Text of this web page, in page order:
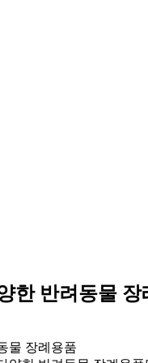
한 반려동물 장